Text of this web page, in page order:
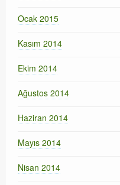
Ocak 2015
Kasım 2014
Ekim 2014
Ağustos 2014
Haziran 2014
Mayıs 2014
Nisan 2014